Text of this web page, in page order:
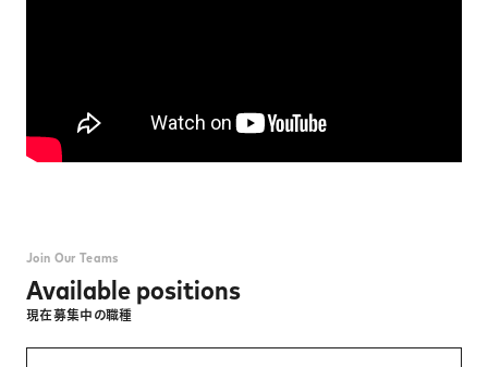
Join Our Teams
Available positions
現在募集中の職種